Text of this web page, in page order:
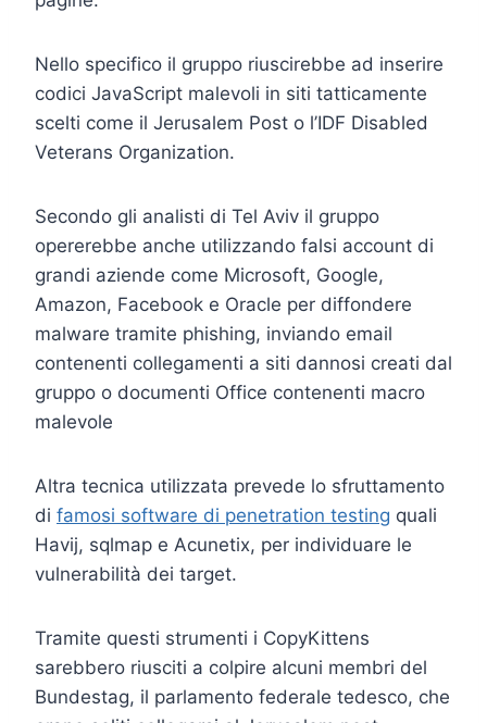
Nello specifico il gruppo riuscirebbe ad inserire
codici JavaScript malevoli in siti tatticamente
scelti come il Jerusalem Post o l’IDF Disabled
Veterans Organization.
Secondo gli analisti di Tel Aviv il gruppo
opererebbe anche utilizzando falsi account di
grandi aziende come Microsoft, Google,
Amazon, Facebook e Oracle per diffondere
malware tramite phishing, inviando email
contenenti collegamenti a siti dannosi creati dal
gruppo o documenti Office contenenti macro
malevole
Altra tecnica utilizzata prevede lo sfruttamento
di famosi software di penetration testing quali
Havij, sqlmap e Acunetix, per individuare le
vulnerabilità dei target.
Tramite questi strumenti i CopyKittens
sarebbero riusciti a colpire alcuni membri del
Bundestag, il parlamento federale tedesco, che